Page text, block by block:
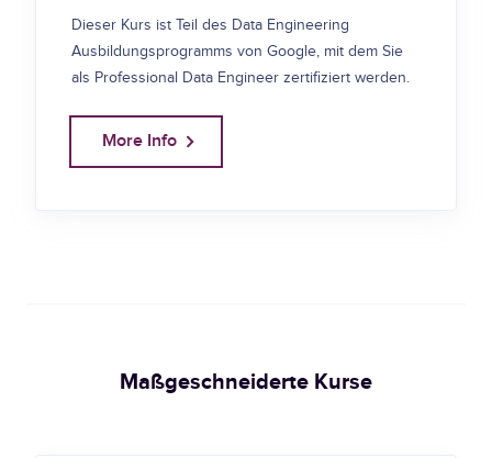
Dieser Kurs ist Teil des Data Engineering
Ausbildungsprogramms von Google, mit dem Sie
als Professional Data Engineer zertifiziert werden.
More Info
Maßgeschneiderte Kurse